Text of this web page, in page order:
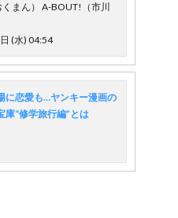
まん） A-BOUT!（市川
(水) 04:54
に恋愛も…ヤンキー漫画の
庫“修学旅行編”とは